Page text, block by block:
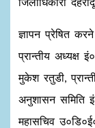
ज्ञापन प्रेषित
प्रान्तीय अध्यक्ष
मुकेश रतुडी,
अनुशासन समिति
महासचिव